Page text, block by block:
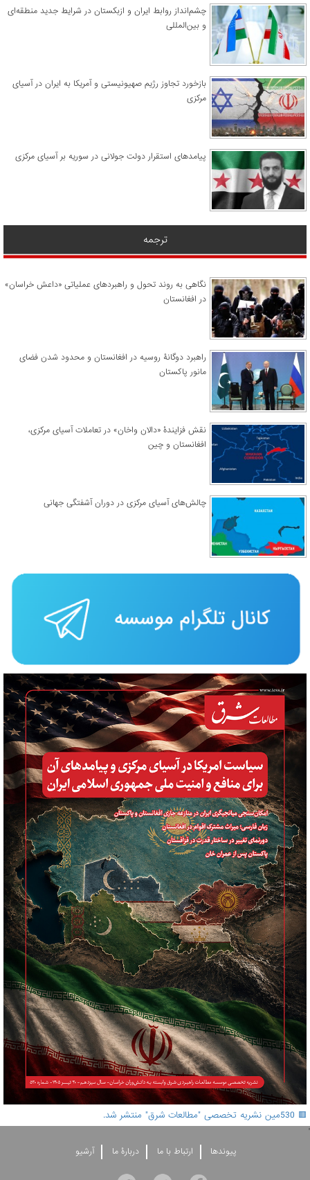
چشم‌انداز روابط ایران و ازبکستان در شرایط جدید منطقه‌ای
و بین‌المللی
​بازخورد تجاوز رژیم صهیونیستی و آمریکا به ایران در آسیای
مرکزی
پیامدهای استقرار دولت جولانی در سوریه بر آسیای مرکزی
ترجمه
نگاهی به روند تحول و راهبردهای عملیاتی «داعش خراسان»
در افغانستان
راهبرد دوگانۀ روسیه در افغانستان و محدود شدن فضای
مانور پاکستان
نقش فزایندۀ «دالان واخان» در تعاملات آسیای مرکزی،
افغانستان و چین
چالش‌های آسیای مرکزی در دوران آشفتگی جهانی
🟥 530مین نشریه تخصصی "مطالعات شرق" منتشر شد.
'
پيوندها ارتباط با ما دربارۀ ما آرشيو